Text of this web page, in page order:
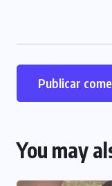
You may